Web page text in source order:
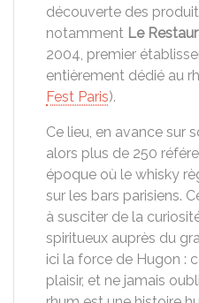
découverte des
notamment Le
2004, premier
entièrement dédié au
Fest Paris).
Ce lieu, en avance sur
alors plus de 250
époque où le whisky
sur les bars parisiens.
à susciter de la
spiritueux auprès du
ici la force de Hugon :
plaisir, et ne jamais